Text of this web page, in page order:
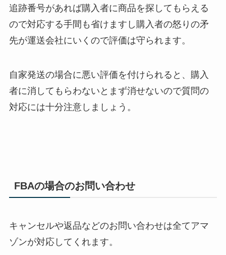
追跡番号があれば購入者に商品を探してもらえる
ので対応する手間も省けますし購入者の怒りの矛
先が運送会社にいくので評価は守られます。
自家発送の場合に悪い評価を付けられると、購入
者に消してもらわないとまず消せないので質問の
対応には十分注意しましょう。
FBAの場合のお問い合わせ
キャンセルや返品などのお問い合わせは全てアマ
ゾンが対応してくれます。